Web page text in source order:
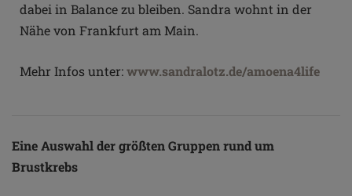
dabei in Balance zu bleiben. Sandra wohnt in der
Nähe von Frankfurt am Main.
Mehr Infos unter:www.sandralotz.de/amoena4life
Eine Auswahl der größten Gruppen rund um
Brustkrebs